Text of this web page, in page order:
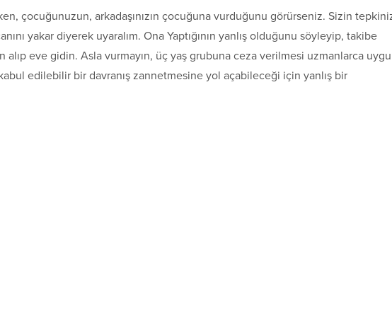
çocuğunuzun, arkadaşınızın çocuğuna vurduğunu görürseniz. Sizin
yakar diyerek uyaralım. Ona Yaptığının yanlış olduğunu söyleyip, takibe
alıp eve gidin. Asla vurmayın, üç yaş grubuna ceza verilmesi uzmanlarca
edilebilir bir davranış zannetmesine yol açabileceği için yanlış bir